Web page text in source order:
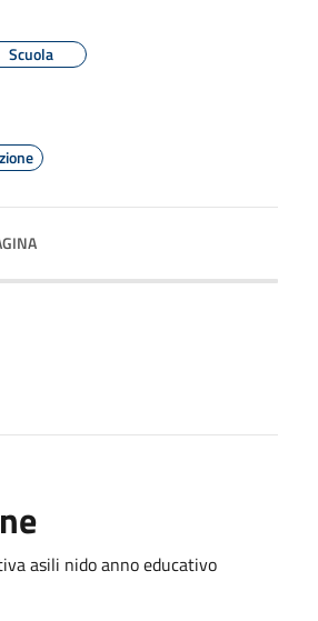
Scuola
asili nido anno educativo